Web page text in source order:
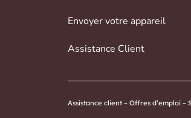
Envoyer votre appareil
Assistance Client
Assistance client – Offres d’emploi –